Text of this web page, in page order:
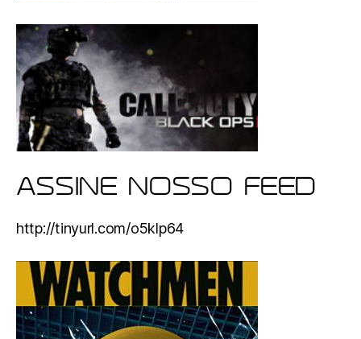
ASSINE NOSSO FEED
http://tinyurl.com/o5klp64